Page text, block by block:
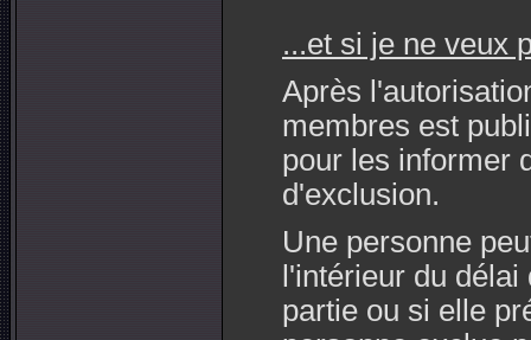
...et si je ne veux
Après
membres est
pour les informer
d'exclusion.
Une personne
l'intérieur du délai
partie ou si elle